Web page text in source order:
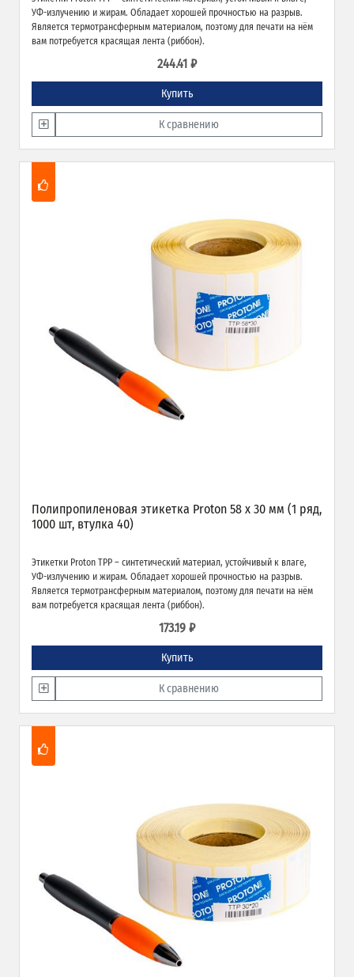
УФ-излучению и жирам. Обладает хорошей прочностью на разрыв.
Является термотрансферным материалом, поэтому для печати на нём
вам потребуется красящая лента (риббон).
244.41 ₽
Купить
К сравнению
Полипропиленовая этикетка Proton 58 x 30 мм (1 ряд,
1000 шт, втулка 40)
Этикетки Proton TPP – синтетический материал, устойчивый к влаге,
УФ-излучению и жирам. Обладает хорошей прочностью на разрыв.
Является термотрансферным материалом, поэтому для печати на нём
вам потребуется красящая лента (риббон).
173.19 ₽
Купить
К сравнению